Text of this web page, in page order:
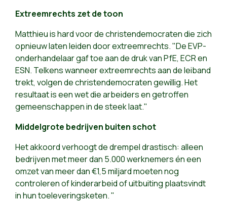
Extreemrechts zet de toon
Matthieu is hard voor de christendemocraten die zich
opnieuw laten leiden door extreemrechts. "De EVP-
onderhandelaar gaf toe aan de druk van PfE, ECR en
ESN. Telkens wanneer extreemrechts aan de leiband
trekt, volgen de christendemocraten gewillig. Het
resultaat is een wet die arbeiders en getroffen
gemeenschappen in de steek laat."
Middelgrote bedrijven buiten schot
Het akkoord verhoogt de drempel drastisch: alleen
bedrijven met meer dan 5.000 werknemers én een
omzet van meer dan €1,5 miljard moeten nog
controleren of kinderarbeid of uitbuiting plaatsvindt
in hun toeleveringsketen. "